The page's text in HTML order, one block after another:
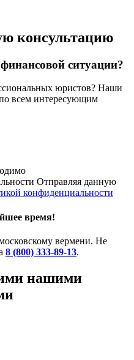
консультацию
ситуации?
юристов? Наши
всем интересующим
Отправляя данную
конфиденциальности
время!
вермени. Не
8 (800) 333-89-13.
нашими